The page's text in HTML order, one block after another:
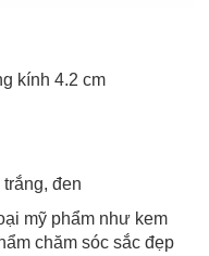
kính 4.2 cm
đen
mỹ phẩm như kem
chăm sóc sắc đẹp